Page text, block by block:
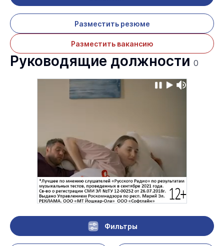
Разместить резюме
Разместить вакансию
Руководящие должности 0
Фильтры